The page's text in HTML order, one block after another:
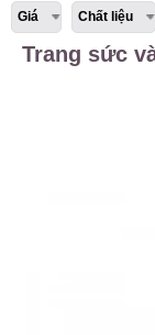
Giá Chất liệu
Trang sức